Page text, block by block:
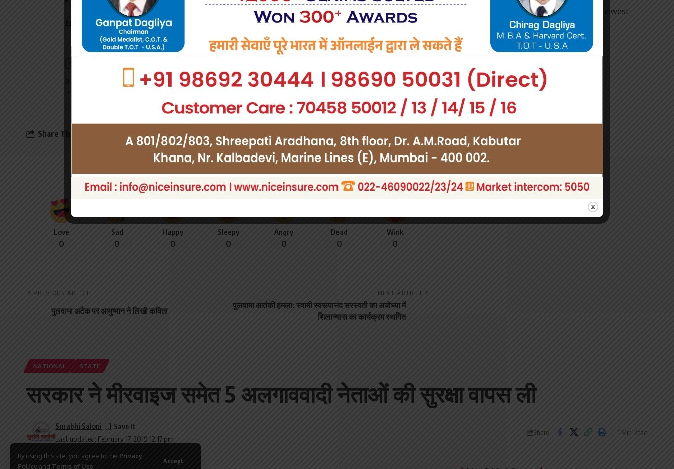
By using this site, you agree to the Privacy
Policy and Terms of Use.
Accept
Email address:
By signing up, you agree to ourTerms of Useand acknowledge the data practices in our Privacy Policy. You may
Share This Article Facebook
What do you think?
Love
0
Sad
0
Happy
0
Sleepy
0
Angry
0
Dead
0
Wink
0
PREVIOUS ARTICLE
पुलवामा अटैक पर आयुष्मान ने लिखी कविता
NEXT ARTICLE
पुलवामा आतंकी हमला: स्वामी स्वरूपानंद सरस्वती का अयोध्या में
शिलान्यास का कार्यक्रम स्थगित
Subscribe to our newsletter to get our newest
articles instantly!
NATIONAL STATE
सरकार ने मीरवाइज समेत 5 अलगाववादी नेताओं की सुरक्षा वापस ली
Last updated: February 17, 2019 12:17 pm
Surabhi Saloni
Share 1 Min Read